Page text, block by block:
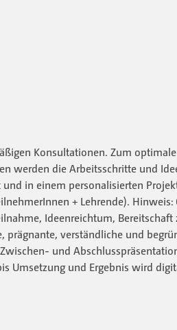
Konsultationen. Zum
werden die Arbeitsschritte und
in einem personalisierten
+ Lehrende). Hinweis:
Ideenreichtum,
prägnante, verständliche und
und
Umsetzung und Ergebnis wird